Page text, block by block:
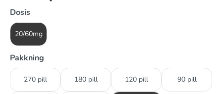
Dosis
20/60mg
Pakkning
270 pill 180 pill 120 pill 90 pill